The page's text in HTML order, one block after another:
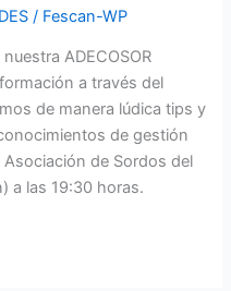
/ Fescan-WP
ADECOSOR
a través del
de manera lúdica tips y
de gestión
de Sordos del
a las 19:30 horas.